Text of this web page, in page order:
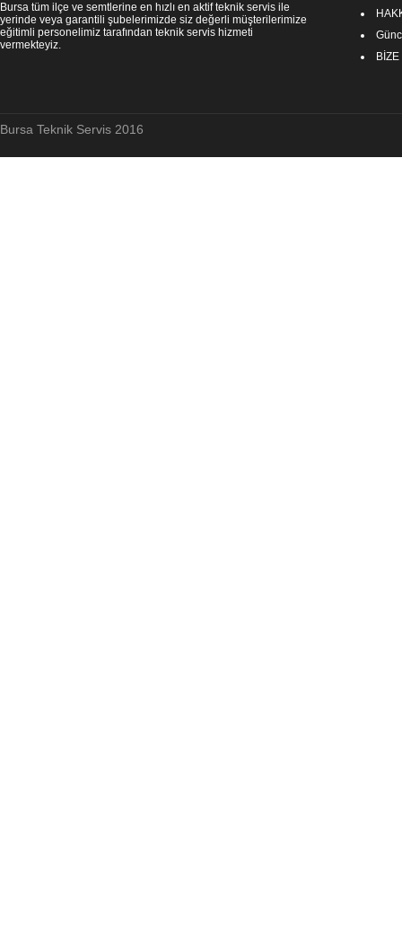
Bursa tüm ilçe ve semtlerine en hızlı en aktif teknik servis ile
yerinde veya garantili şubelerimizde siz değerli müşterilerimize
eğitimli personelimiz tarafından teknik servis hizmeti
vermekteyiz.
Bursa Teknik Servis 2016